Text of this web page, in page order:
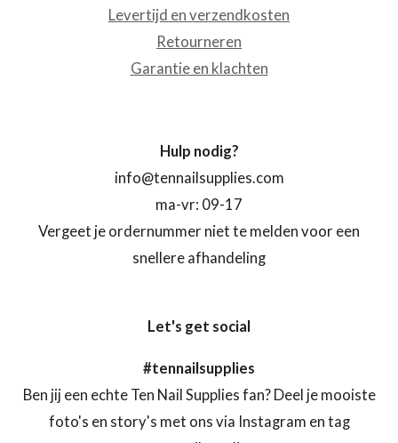
Levertijd en verzendkosten
Retourneren
Garantie en klachten
Hulp nodig?
info@tennailsupplies.com
ma-vr: 09-17
Vergeet je ordernummer niet te melden voor een
snellere afhandeling
Let's get social
#tennailsupplies
Ben jij een echte Ten Nail Supplies fan? Deel je mooiste
foto's en story's met ons via Instagram en tag